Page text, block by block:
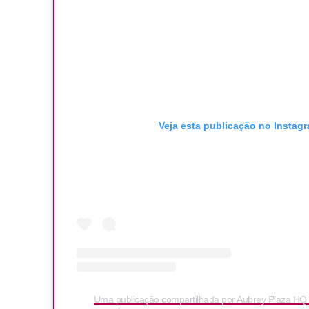
Veja esta publicação no
Uma publicação compartilhada por Aubrey Plaza